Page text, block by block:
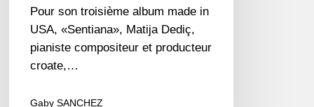
Pour son troisième album made in
USA, «Sentiana», Matija Dediç,
pianiste compositeur et producteur
croate,…
Gaby SANCHEZ